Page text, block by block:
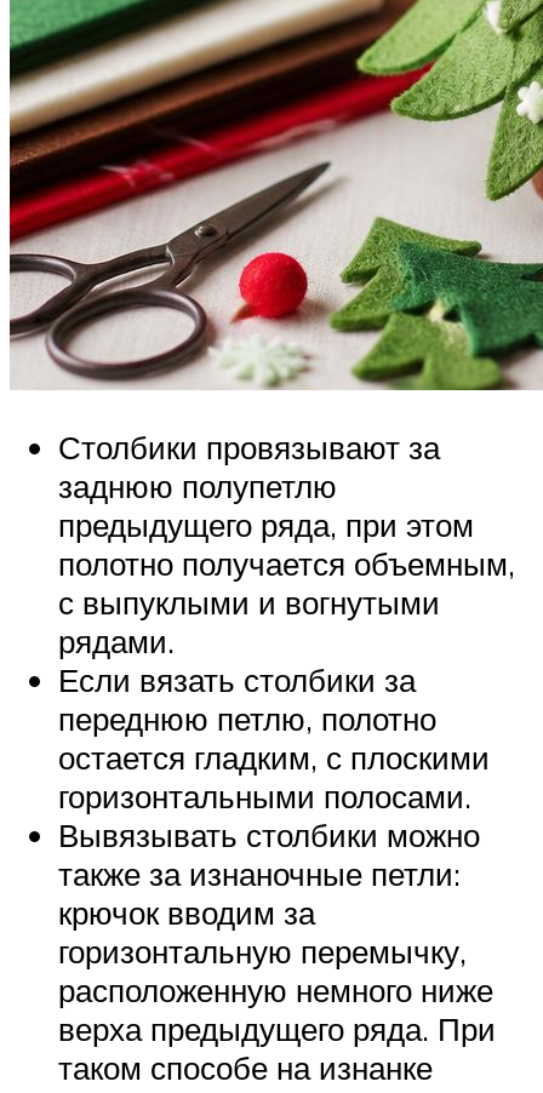
Столбики провязывают за
заднюю полупетлю
предыдущего ряда, при этом
полотно получается объемным,
с выпуклыми и вогнутыми
рядами.
Если вязать столбики за
переднюю петлю, полотно
остается гладким, с плоскими
горизонтальными полосами.
Вывязывать столбики можно
также за изнаночные петли:
крючок вводим за
горизонтальную перемычку,
расположенную немного ниже
верха предыдущего ряда. При
таком способе на изнанке